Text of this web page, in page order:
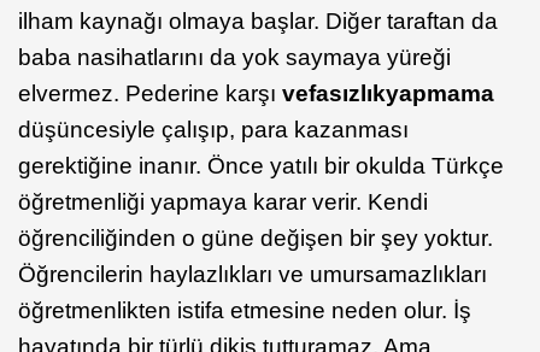
ilham kaynağı olmaya başlar. Diğer taraftan da
baba nasihatlarını da yok saymaya yüreği
elvermez. Pederine karşı vefasızlıkyapmama
düşüncesiyle çalışıp, para kazanması
gerektiğine inanır. Önce yatılı bir okulda Türkçe
öğretmenliği yapmaya karar verir. Kendi
öğrenciliğinden o güne değişen bir şey yoktur.
Öğrencilerin haylazlıkları ve umursamazlıkları
öğretmenlikten istifa etmesine neden olur. İş
hayatında bir türlü dikiş tutturamaz. Ama